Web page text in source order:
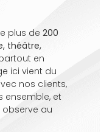
plus de 200
théâtre,
en
ici vient du
nos clients,
ensemble, et
observe au